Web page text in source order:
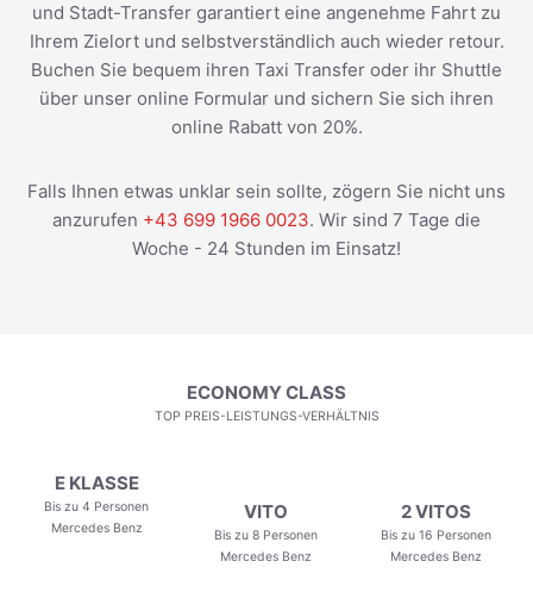
und Stadt-Transfer garantiert eine angenehme Fahrt zu
Ihrem Zielort und selbstverständlich auch wieder retour.
Buchen Sie bequem ihren Taxi Transfer oder ihr Shuttle
über unser online Formular und sichern Sie sich ihren
online Rabatt von 20%.
Falls Ihnen etwas unklar sein sollte, zögern Sie nicht uns
anzurufen +43 699 1966 0023. Wir sind 7 Tage die
Woche - 24 Stunden im Einsatz!
ECONOMY CLASS
TOP PREIS-LEISTUNGS-VERHÄLTNIS
E KLASSE
Bis zu 4 Personen
Mercedes Benz
VITO
Bis zu 8 Personen
Mercedes Benz
2 VITOS
Bis zu 16 Personen
Mercedes Benz